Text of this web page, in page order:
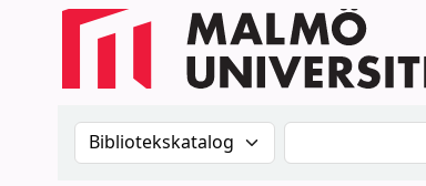
Sök i katalogen efter:Sök i katalogen